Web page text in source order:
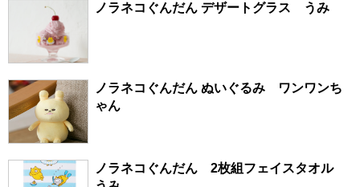
ノラネコぐんだん デザートグラス うみ
ノラネコぐんだん ぬいぐるみ ワンワンち
ゃん
ノラネコぐんだん 2枚組フェイスタオル